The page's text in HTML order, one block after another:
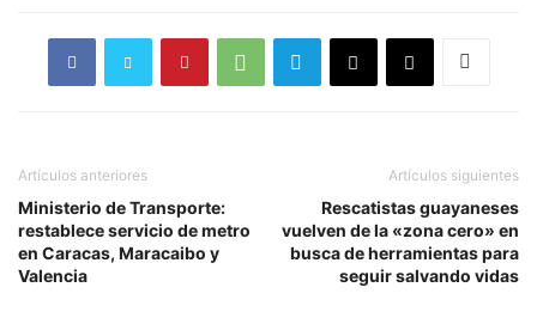
Artículos anteriores
Ministerio de Transporte:
restablece servicio de metro
en Caracas, Maracaibo y
Valencia
Artículos siguientes
Rescatistas guayaneses
vuelven de la «zona cero» en
busca de herramientas para
seguir salvando vidas